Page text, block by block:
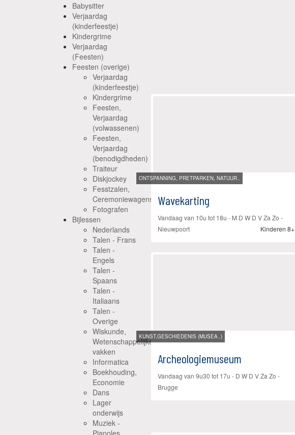
Babysitter
Verjaardag
(kinderfeestje)
Kindergrime
Verjaardag
(Feesten)
Feesten (overige)
Verjaardag
(kinderfeestje)
Kindergrime
Feesten,
Verjaardag
(volwassenen)
Feesten,
Verjaardag
(benodigdheden)
Traiteur
Diskjockey
Fesstzalen,
Ceremoniewagens
Fotografen
Bijlessen
Nederlands
Talen - Frans
Talen -
Engels
Talen -
Spaans
Talen -
Italiaans
Talen -
Overige
Wiskunde,
Wetenschappelijke
vakken
Informatica
Boekhouding,
Economie
Dans
Lager
onderwijs
Muziek -
Pianoles
ONTSPANNING, PRETPARKEN, NATUUR..
Wavekarting
Vandaag van 10u tot 18u - M D W D V Za Zo -
Nieuwpoort
Kinderen 8+
KUNST,GESCHIEDENIS (MUSEA..)
Archeologiemuseum
Vandaag van 9u30 tot 17u - D W D V Za Zo -
Brugge